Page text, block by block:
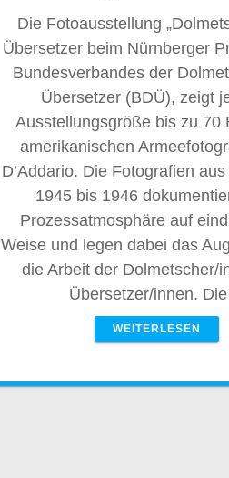
Die Fotoausstellung
Übersetzer beim Nürnberger
Bundesverbandes der
Übersetzer (BDÜ), zeigt
Ausstellungsgröße bis zu 70
amerikanischen
D’Addario. Die Fotografien
1945 bis 1946
Prozessatmosphäre auf
Weise und legen dabei das
die Arbeit der Dolmetscher/
Übersetzer/innen.
WEITERLESEN